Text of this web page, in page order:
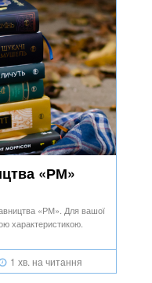
«РМ»
«РМ». Для вашої
характеристикою.
1 хв. на читання